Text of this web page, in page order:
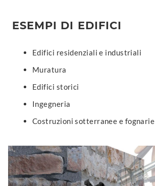
ESEMPI DI EDIFICI
Edifici residenziali e industriali
Muratura
Edifici storici
Ingegneria
Costruzioni sotterranee e fognarie